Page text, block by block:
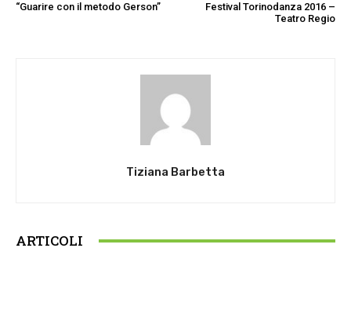
“Guarire con il metodo Gerson”
Festival Torinodanza 2016 –
Teatro Regio
Tiziana Barbetta
ARTICOLI